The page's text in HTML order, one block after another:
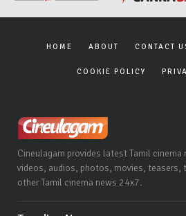
HOME ABOUT CONTACT
COOKIE POLICY
Cineulagam provides latest Tamil cinema
videos, audios, photos, movies, teasers,
other Tamil cinema news 24x7.